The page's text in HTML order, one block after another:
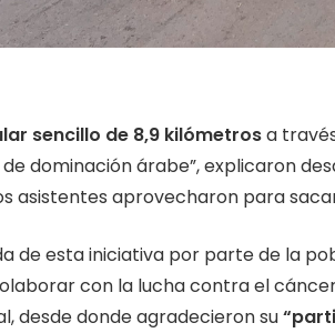
sencillo de 8,9 kilómetrosa
dominación árabe”, explicaron
asistentes aprovecharon para
de esta iniciativa por parte de la
con la lucha contra el
desde donde agradecieron su